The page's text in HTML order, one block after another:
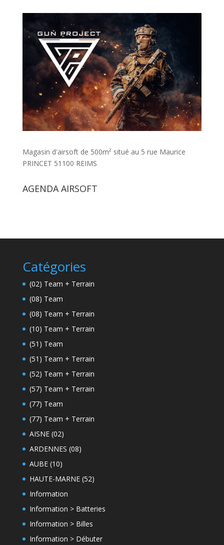
Magasin d'airsoft de 500m² situé au 5 rue Maurice
PRINCET 51100 REIMS
AGENDA AIRSOFT
Catégories
(02) Team + Terrain
(08) Team
(08) Team + Terrain
(10) Team + Terrain
(51) Team
(51) Team + Terrain
(52) Team + Terrain
(57) Team + Terrain
(77) Team
(77) Team + Terrain
AISNE (02)
ARDENNES (08)
AUBE (10)
HAUTE-MARNE (52)
Information
Information > Batteries
Information > Billes
Information > Débuter